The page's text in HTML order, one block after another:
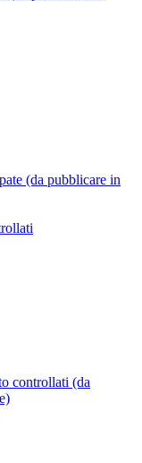
(da pubblicare in
controllati (da